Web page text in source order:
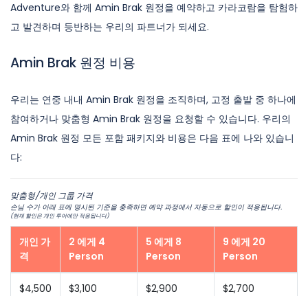
Adventure와 함께 Amin Brak 원정을 예약하고 카라코람을 탐험하
고 발견하며 등반하는 우리의 파트너가 되세요.
Amin Brak 원정 비용
우리는 연중 내내 Amin Brak 원정을 조직하며, 고정 출발 중 하나에
참여하거나 맞춤형 Amin Brak 원정을 요청할 수 있습니다. 우리의
Amin Brak 원정 모든 포함 패키지와 비용은 다음 표에 나와 있습니
다:
맞춤형/개인 그룹 가격
손님 수가 아래 표에 명시된 기준을 충족하면 예약 과정에서 자동으로 할인이 적용됩니다.
(현재 할인은 개인 투어에만 적용됩니다)
개인 가
격
2 에게 4
Person
5 에게 8
Person
9 에게 20
Person
$4,500 $3,100 $2,900 $2,700